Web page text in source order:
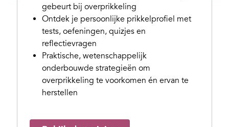
gebeurt bij overprikkeling
Ontdek je persoonlijke prikkelprofiel met
tests, oefeningen, quizjes en
reflectievragen
Praktische, wetenschappelijk
onderbouwde strategieën om
overprikkeling te voorkomen én ervan te
herstellen